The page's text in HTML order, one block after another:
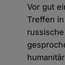
Vor gut
Treffen